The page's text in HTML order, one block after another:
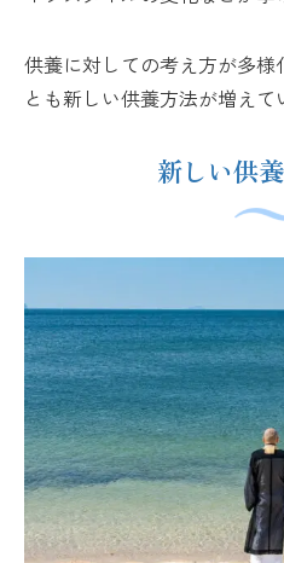
供養に対しての考え方が多
とも新しい供養方法が増えて
新しい供